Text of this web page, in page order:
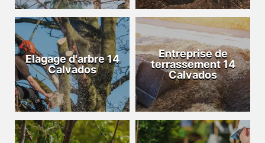
Elagage d'arbre 14
Calvados
Entreprise de
terrassement 14
Calvados